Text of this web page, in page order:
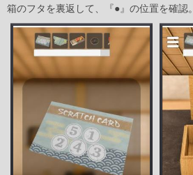
箱のフタを裏返して、『●』の位置を確認。